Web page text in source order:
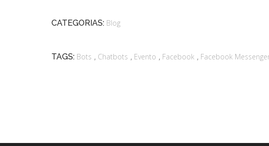
CATEGORIAS: Blog
TAGS: Bots , Chatbots , Evento , Facebook , Facebook